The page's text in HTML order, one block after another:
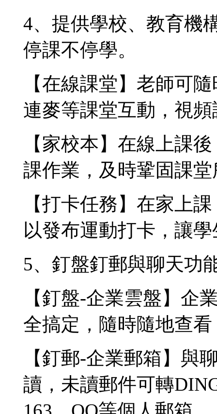
4、提供學校、教育機
停課不停學。
【在線課堂】老師可
連麥等課堂互動，視
【家校本】在線上課
課作業，及時鞏固課
【打卡任務】在家上
以發布運動打卡，讓
5、釘盤釘郵與聊天功
【釘盤-企業雲盤】企
全搞定，隨時隨地查
【釘郵-企業郵箱】與
讀，未讀郵件可轉